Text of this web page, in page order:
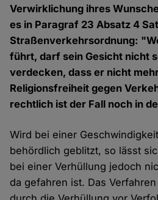
Verwirklichung ihres
es in Paragraf 23 Absatz 4
Straßenverkehrsordnung:
führt, darf sein Gesicht nicht
verdecken, dass er nicht
Religionsfreiheit gegen
rechtlich ist der Fall noch in
Wird bei einer
behördlich geblitzt, so lässt
bei einer Verhüllung jedoch
da gefahren ist. Das